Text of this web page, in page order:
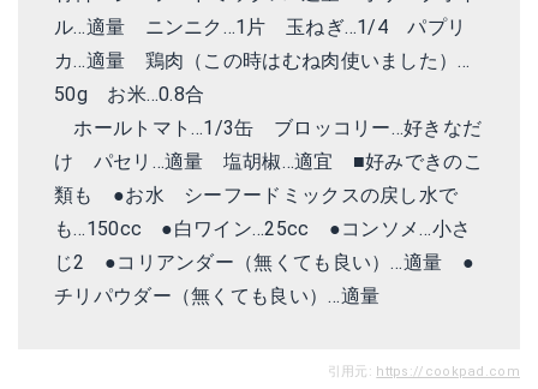
ル…適量 ニンニク…1片 玉ねぎ…1/4 パプリ
カ…適量 鶏肉（この時はむね肉使いました）…
50g お米…0.8合
ホールトマト…1/3缶 ブロッコリー…好きなだ
け パセリ…適量 塩胡椒…適宜 ■好みできのこ
類も ●お水 シーフードミックスの戻し水で
も…150cc ●白ワイン…25cc ●コンソメ…小さ
じ2 ●コリアンダー（無くても良い）…適量 ●
チリパウダー（無くても良い）…適量
引用元: https://cookpad.com